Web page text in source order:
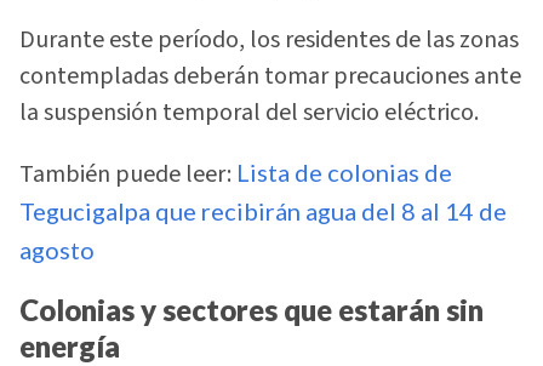
Durante este período, los residentes de las zonas
contempladas deberán tomar precauciones ante
la suspensión temporal del servicio eléctrico.
También puede leer: Lista de colonias de
Tegucigalpa que recibirán agua del 8 al 14 de
agosto
Colonias y sectores que estarán sin
energía